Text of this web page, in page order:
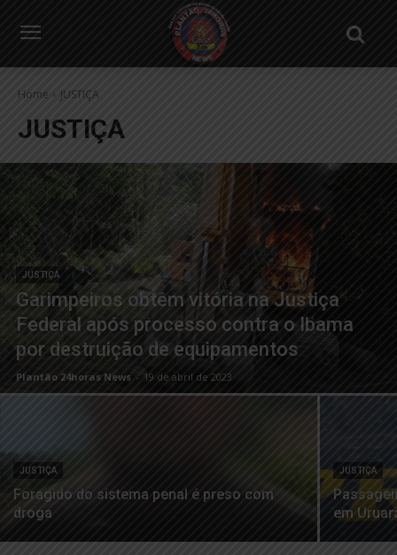
Home JUSTIÇA
JUSTIÇA
JUSTIÇA
Garimpeiros obtêm vitória na Justiça
Federal após processo contra o Ibama
por destruição de equipamentos
Plantão 24horas News - 19 de abril de 2023
JUSTIÇA
Foragido do sistema penal é preso com
droga
JUSTIÇA
em